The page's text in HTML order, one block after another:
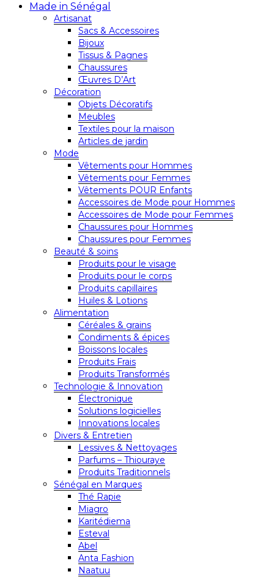
Made in Sénégal
Artisanat
Sacs & Accessoires
Bijoux
Tissus & Pagnes
Chaussures
Œuvres D’Art
Décoration
Objets Décoratifs
Meubles
Textiles pour la maison
Articles de jardin
Mode
Vêtements pour Hommes
Vêtements pour Femmes
Vêtements POUR Enfants
Accessoires de Mode pour Hommes
Accessoires de Mode pour Femmes
Chaussures pour Hommes
Chaussures pour Femmes
Beauté & soins
Produits pour le visage
Produits pour le corps
Produits capillaires
Huiles & Lotions
Alimentation
Céréales & grains
Condiments & épices
Boissons locales
Produits Frais
Produits Transformés
Technologie & Innovation
Électronique
Solutions logicielles
Innovations locales
Divers & Entretien
Lessives & Nettoyages
Parfums – Thiouraye
Produits Traditionnels
Sénégal en Marques
Thé Rapie
Miagro
Karitédiema
Esteval
Abel
Anta Fashion
Naatuu